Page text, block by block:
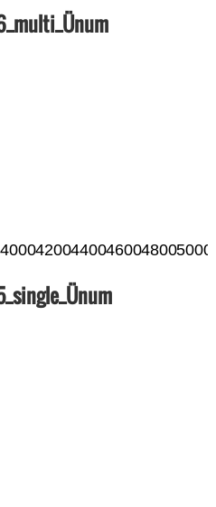
400042004400460048005000